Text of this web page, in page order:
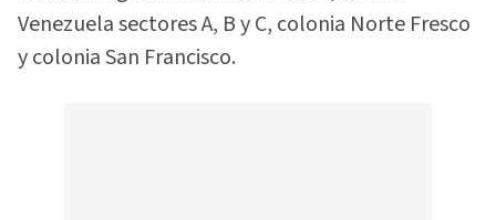
Venezuela sectores A, B y C, colonia Norte Fresco
y colonia San Francisco.